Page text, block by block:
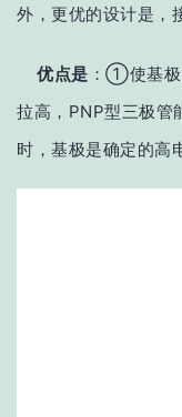
外，更优的设计是，
优点是 ：①使基极
拉高，PNP型三极
时，基极是确定的高